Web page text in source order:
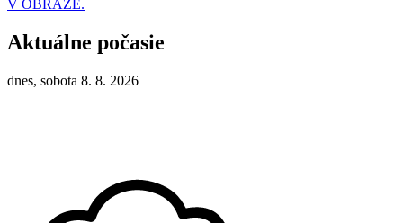
V OBRAZE.
Aktuálne počasie
dnes, sobota 8. 8. 2026